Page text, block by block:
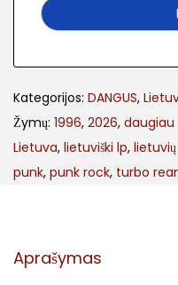
Kategorijos: DANGUS,
Žymų: 1996, 2026, daugiau
Lietuva, lietuviški lp,
punk, punk rock, turbo
Aprašymas